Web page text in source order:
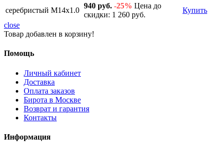
серебристый M14x1.0
940 руб. -25% Цена до
скидки: 1 260 руб.
Купить
close
Товар добавлен в корзину!
Помощь
Личный кабинет
Доставка
Оплата заказов
Бирота в Москве
Возврат и гарантия
Контакты
Информация